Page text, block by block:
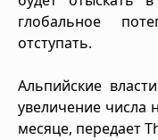
глобальное
отступать.
Альпийские
увеличение числа
месяце, передает